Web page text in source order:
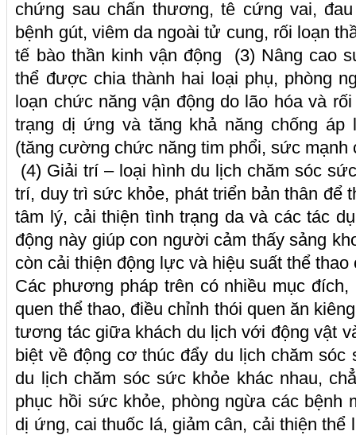
chứng sau chấn thương, tê cứng vai,
bệnh gút, viêm da ngoài tử cung, rối loạn
tế bào thần kinh vận động (3) Nâng cao
thể được chia thành hai loại phụ, phòng
loạn chức năng vận động do lão hóa và
trạng dị ứng và tăng khả năng chống
(tăng cường chức năng tim phổi, sức
(4) Giải trí – loại hình du lịch chăm sóc
trí, duy trì sức khỏe, phát triển bản thân để
tâm lý, cải thiện tình trạng da và các tác
động này giúp con người cảm thấy sảng
còn cải thiện động lực và hiệu suất thể thao
Các phương pháp trên có nhiều mục
quen thể thao, điều chỉnh thói quen ăn
tương tác giữa khách du lịch với động vật
biệt về động cơ thúc đẩy du lịch chăm
du lịch chăm sóc sức khỏe khác nhau,
phục hồi sức khỏe, phòng ngừa các bệnh
dị ứng, cai thuốc lá, giảm cân, cải thiện